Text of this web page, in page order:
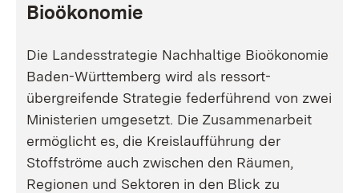
Bioökonomie
Die Landesstrategie Nachhaltige Bioökonomie
Baden-Württemberg wird als ressort-
übergreifende Strategie federführend von zwei
Ministerien umgesetzt. Die Zusammenarbeit
ermöglicht es, die Kreislaufführung der
Stoffströme auch zwischen den Räumen,
Regionen und Sektoren in den Blick zu